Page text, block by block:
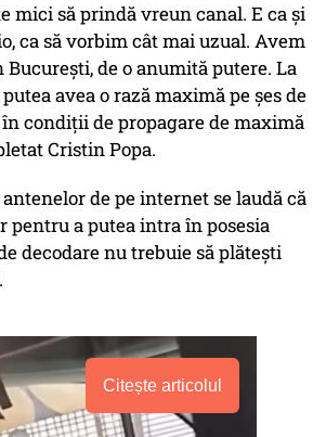
mici să prindă vreun canal. E ca și
ca să vorbim cât mai uzual. Avem
București, de o anumită putere. La
avea o rază maximă pe șes de
condiții de propagare de maximă
Cristin Popa.
de pe internet se laudă că
pentru a putea intra în posesia
decodare nu trebuie să plătești
Citește articolul